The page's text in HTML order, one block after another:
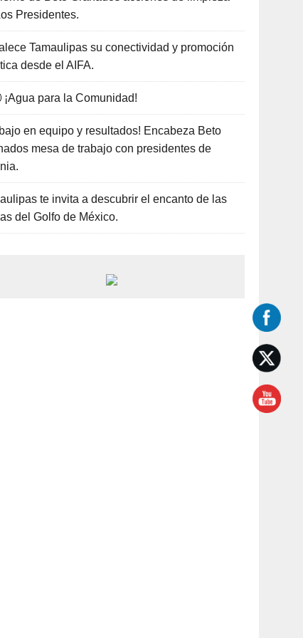
Presidentes.
Tamaulipas su conectividad y promoción
desde el AIFA.
¡Agua para la Comunidad!
en equipo y resultados! Encabeza Beto
mesa de trabajo con presidentes de
te invita a descubrir el encanto de las
del Golfo de México.